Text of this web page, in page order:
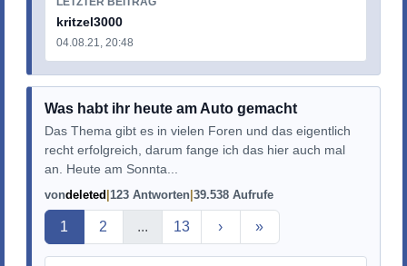
kritzel3000
04.08.21, 20:48
Was habt ihr heute am Auto gemacht
Das Thema gibt es in vielen Foren und das eigentlich
recht erfolgreich, darum fange ich das hier auch mal
an. Heute am Sonnta...
vondeleted 123 Antworten 39.538 Aufrufe
Aktuelle Seite
1 2 ... 13 › »